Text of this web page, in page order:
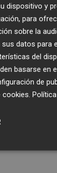
dispositivo y
para
sobre la
sus datos para
del
basarse en
de
cookies